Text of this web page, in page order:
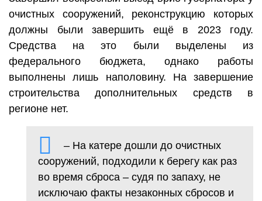
очистных сооружений, реконструкцию которых
должны были завершить ещё в 2023 году.
Средства на это были выделены из
федерального бюджета, однако работы
выполнены лишь наполовину. На завершение
строительства дополнительных средств в
регионе нет.
– На катере дошли до очистных
сооружений, подходили к берегу как раз
во время сброса – судя по запаху, не
исключаю факты незаконных сбросов и